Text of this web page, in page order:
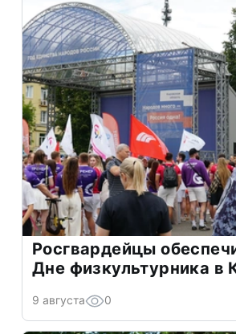
Росгвардейцы
Дне физкультурника в
9 августа 0